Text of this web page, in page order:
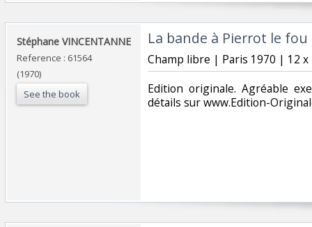
‎Stéphane VINCENTANNE‎
Reference : 61564
(1970)
See the book
‎La bande à Pierrot le fou‎
‎Champ libre | Paris 1970 | 12
‎Edition originale. Agréable
détails sur www.Edition-